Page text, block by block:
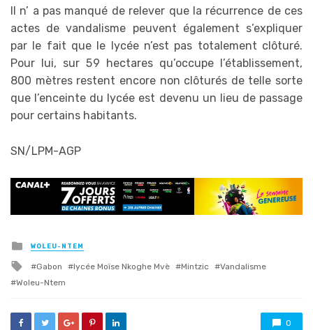
Il n’ a pas manqué de relever que la récurrence de ces
actes de vandalisme peuvent également s’expliquer
par le fait que le lycée n’est pas totalement clôturé.
Pour lui, sur 59 hectares qu’occupe l’établissement,
800 mètres restent encore non clôturés de telle sorte
que l’enceinte du lycée est devenu un lieu de passage
pour certains habitants.
SN/LPM-AGP
Posted
in
WOLEU-NTEM
Tagged
with
Gabon lycée Moïse Nkoghe Mvè Mintzic
Vandalisme
Woleu-Ntem
0